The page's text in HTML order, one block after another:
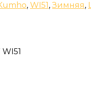
, WI51,Зимняя,